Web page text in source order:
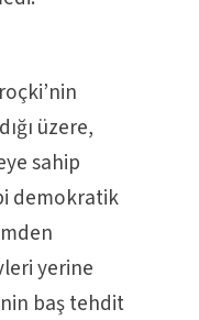
üzere,
sahip
demokratik
yerine
baş tehdit